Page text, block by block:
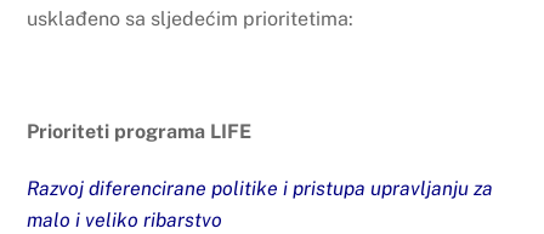
usklađeno sa sljedećim prioritetima:
Prioriteti programa LIFE
Razvoj diferencirane politike i pristupa upravljanju za
malo i veliko ribarstvo